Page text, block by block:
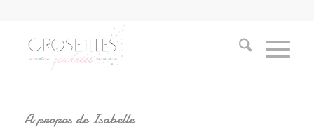
A propos deIsabelle